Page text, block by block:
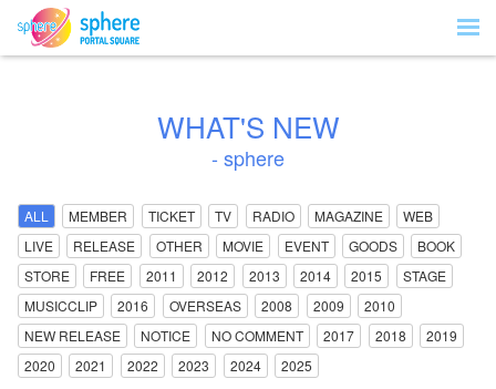
WHAT'S NEW
- sphere
ALL MEMBER TICKET TV RADIO MAGAZINE
WEB
LIVE
RELEASE OTHER MOVIE EVENT GOODS
BOOK
STORE
FREE 2011 2012 2013 2014 2015
STAGE
MUSICCLIP
2016 OVERSEAS 2008 2009
2010
NEW RELEASE
NOTICE NO COMMENT 2017 2018
2019
2020
2021 2022 2023 2024 2025